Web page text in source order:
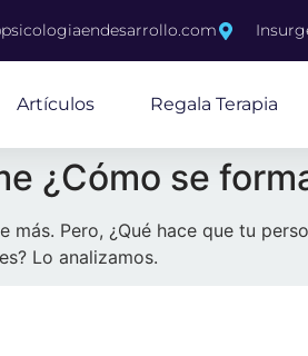
Artículos Regala Terapia
¿Cómo se
Pero, ¿Qué hace que tu
Lo analizamos.